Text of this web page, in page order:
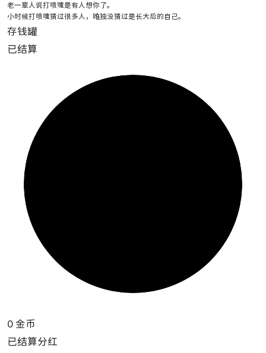
老一辈人说打喷嚏是有人想你了。
小时候打喷嚏猜过很多人，唯独没猜过是长大后的自己。
存钱罐
已结算
0 金币
已结算分红